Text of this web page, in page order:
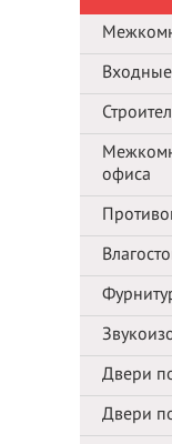
офиса
Двери
Двери